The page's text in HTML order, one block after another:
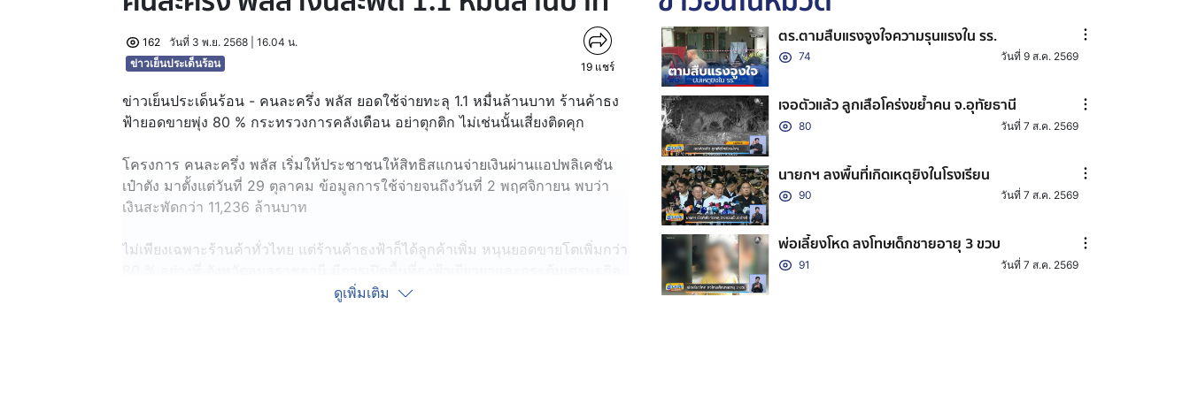
162
วันที่ 3 พ.ย. 2568 | 16.04 น.
ข่าวเย็นประเด็นร้อน
19 แชร์
ข่าวเย็นประเด็นร้อน - คนละครึ่ง พลัส ยอดใช้จ่ายทะลุ 1.1 หมื่นล้านบาท ร้านค้าธง
ฟ้ายอดขายพุ่ง 80 % กระทรวงการคลังเตือน อย่าตุกติก ไม่เช่นนั้นเสี่ยงติดคุก
โครงการ คนละครึ่ง พลัส เริ่มให้ประชาชนให้สิทธิสแกนจ่ายเงินผ่านแอปพลิเคชัน
เป๋าตัง มาตั้งแต่วันที่ 29 ตุลาคม ข้อมูลการใช้จ่ายจนถึงวันที่ 2 พฤศจิกายน พบว่า
เงินสะพัดกว่า 11,236 ล้านบาท
ไม่เพียงเฉพาะร้านค้าทั่วไทย แต่ร้านค้าธงฟ้าก็ได้ลูกค้าเพิ่ม หนุนยอดขายโตเพิ่มกว่า
ชายแดน จังหวัดอุบลราชธานี ซึ่งจัดเฉพาะพื้นที่ช่วยเหลือพิเศษใน 7 จังหวัด ที่ได้รับ
ดูเพิ่มเติม
ตร.ตามสืบแรงจูงใจความรุนแรงใน รร.
74 วันที่ 9 ส.ค. 2569
เจอตัวแล้ว ลูกเสือโคร่งขย้ำคน จ.อุทัยธานี
80 วันที่ 7 ส.ค. 2569
นายกฯ ลงพื้นที่เกิดเหตุยิงในโรงเรียน
90 วันที่ 7 ส.ค. 2569
พ่อเลี้ยงโหด ลงโทษเด็กชายอายุ 3 ขวบ
91 วันที่ 7 ส.ค. 2569